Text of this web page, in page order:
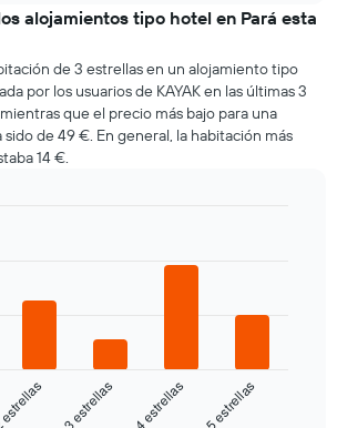
alojamientos tipo hotel en Pará esta
de 3 estrellas en un alojamiento tipo
por los usuarios de KAYAK en las últimas 3
que el precio más bajo para una
de 49 €. En general, la habitación más
14 €.
3 estrellas 4 estrellas 5 estrellas